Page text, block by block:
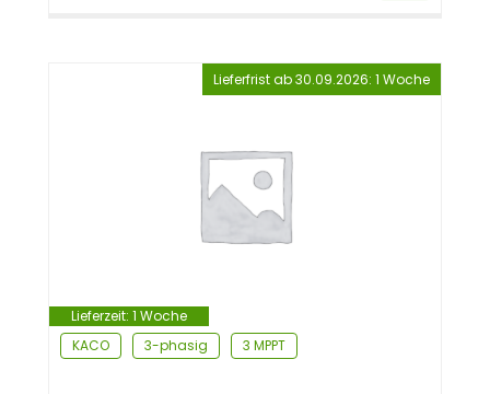
Lieferzeit: 1 Woche
Lieferfrist ab 30.09.2026: 1 Woche
KACO 3-phasig 3 MPPT